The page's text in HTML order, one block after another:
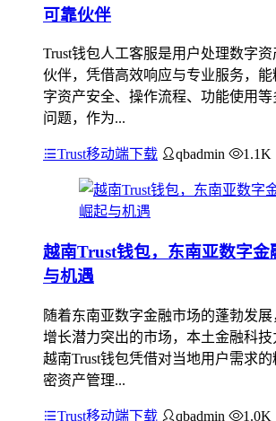
可靠伙伴
Trust钱包人工客服是用户处理数字
伙伴，凭借高效响应与专业服务，
字资产安全、操作流程、功能使用
问题，作为...
Trust移动端下载 qbadmin 1.1K
越南Trust钱包，东南亚数字金
与机遇
随着东南亚数字金融市场的蓬勃发
增长潜力突出的市场，本土金融科技
越南Trust钱包凭借对当地用户需求
密资产管理...
Trust移动端下载 qbadmin 1.0K